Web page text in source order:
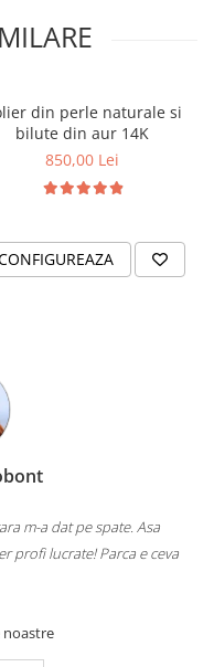
din perle naturale si
bilute din aur 14K
850,00 Lei
m-a dat pe spate. Asa
profi lucrate! Parca e ceva